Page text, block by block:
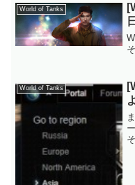
World of Tanks
World of Tanks